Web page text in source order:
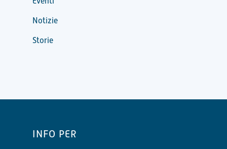
Notizie
Storie
INFO PER